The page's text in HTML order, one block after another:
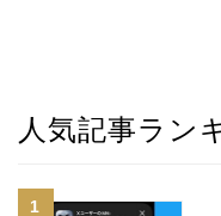
人気記事ラン